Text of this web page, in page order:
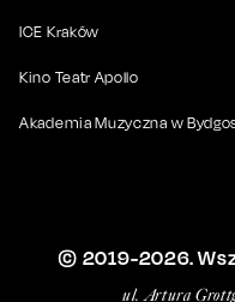
ICE Kraków
Kino Teatr Apollo
Akademia Muzyczna w
© 2019-2026.
ul. Artura